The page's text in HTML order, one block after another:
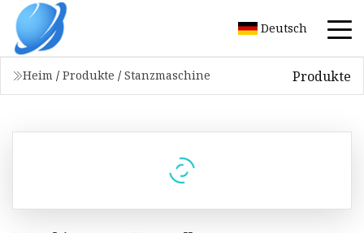
Deutsch
Heim / Produkte / Stanzmaschine Produkte